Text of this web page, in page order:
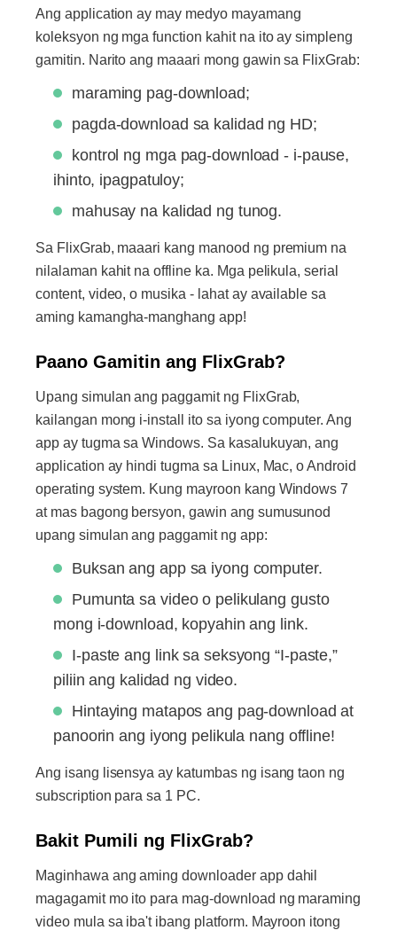
Ang application ay may medyo mayamang
koleksyon ng mga function kahit na ito ay simpleng
gamitin. Narito ang maaari mong gawin sa FlixGrab:
maraming pag-download;
pagda-download sa kalidad ng HD;
kontrol ng mga pag-download - i-pause,
ihinto, ipagpatuloy;
mahusay na kalidad ng tunog.
Sa FlixGrab, maaari kang manood ng premium na
nilalaman kahit na offline ka. Mga pelikula, serial
content, video, o musika - lahat ay available sa
aming kamangha-manghang app!
Paano Gamitin ang FlixGrab?
Upang simulan ang paggamit ng FlixGrab,
kailangan mong i-install ito sa iyong computer. Ang
app ay tugma sa Windows. Sa kasalukuyan, ang
application ay hindi tugma sa Linux, Mac, o Android
operating system. Kung mayroon kang Windows 7
at mas bagong bersyon, gawin ang sumusunod
upang simulan ang paggamit ng app:
Buksan ang app sa iyong computer.
Pumunta sa video o pelikulang gusto
mong i-download, kopyahin ang link.
I-paste ang link sa seksyong “I-paste,”
piliin ang kalidad ng video.
Hintaying matapos ang pag-download at
panoorin ang iyong pelikula nang offline!
Ang isang lisensya ay katumbas ng isang taon ng
subscription para sa 1 PC.
Bakit Pumili ng FlixGrab?
Maginhawa ang aming downloader app dahil
magagamit mo ito para mag-download ng maraming
video mula sa iba't ibang platform. Mayroon itong